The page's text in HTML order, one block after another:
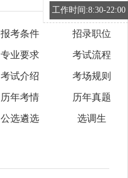
报考条件 招录职位
专业要求 考试流程
考试介绍 考场规则
历年考情 历年真题
公选遴选 选调生
工作时间:8:30-22:00